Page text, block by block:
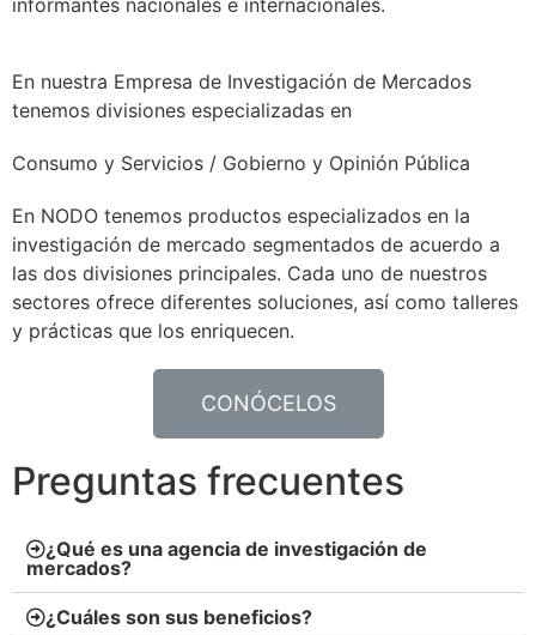
informantes nacionales e internacionales.
En nuestra Empresa de Investigación de Mercados
tenemos divisiones especializadas en
Consumo y Servicios / Gobierno y Opinión Pública
En NODO tenemos productos especializados en la
investigación de mercado segmentados de acuerdo a
las dos divisiones principales. Cada uno de nuestros
sectores ofrece diferentes soluciones, así como talleres
y prácticas que los enriquecen.
CONÓCELOS
Preguntas frecuentes
¿Qué es una agencia de investigación de
mercados?
¿Cuáles son sus beneficios?